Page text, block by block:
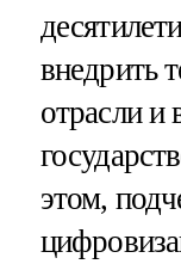
внедрить
отрасли и
этом,